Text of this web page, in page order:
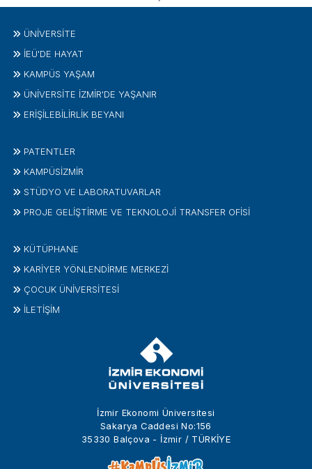
İzmir Ekonomi Üniversitesi
Sakarya Caddesi No:156
35330 Balçova - İzmir / TÜRKİYE
ÜNIVERSITE
İEÜ'DE HAYAT
KAMPÜS YAŞAM
ÜNİVERSİTE İZMİR'DE YAŞANIR
ERİŞİLEBİLİRLİK BEYANI
PATENTLER
KAMPÜSİZMIR
STÜDYO VE LABORATUVARLAR
PROJE GELIŞTIRME VE TEKNOLOJI TRANSFER OFISI
KÜTÜPHANE
KARİYER YÖNLENDİRME MERKEZİ
ÇOCUK ÜNIVERSITESI
İLETIŞIM